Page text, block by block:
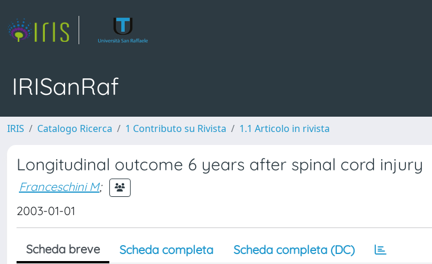
IRISanRaf
IRIS Catalogo Ricerca 1 Contributo su Rivista 1.1 Articolo in rivista
Longitudinal outcome 6 years after spinal cord injury
Franceschini M;
2003-01-01
Scheda breve Scheda completa Scheda completa (DC)